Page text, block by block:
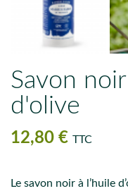
Savon
d'olive
12,80 € TTC
Le savon noir à l’huile